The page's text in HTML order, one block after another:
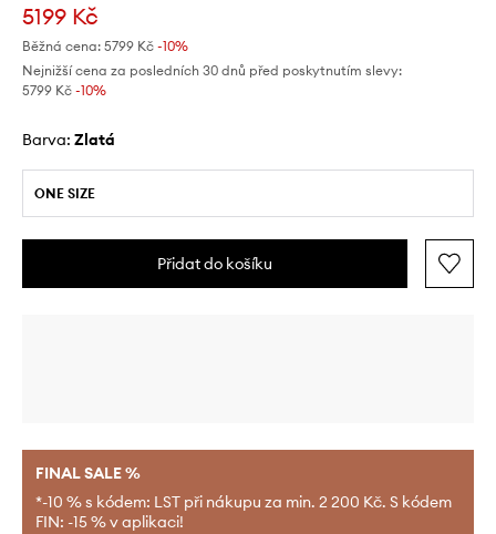
5199 Kč
Běžná cena: 5799 Kč -10%
Nejnižší cena za posledních 30 dnů před poskytnutím slevy:
5799 Kč -10%
Barva: zlatá
ONE SIZE
Přidat do košíku
FINAL SALE %
*-10 % s kódem: LST při nákupu za min. 2 200 Kč. S kódem
FIN: -15 % v aplikaci!